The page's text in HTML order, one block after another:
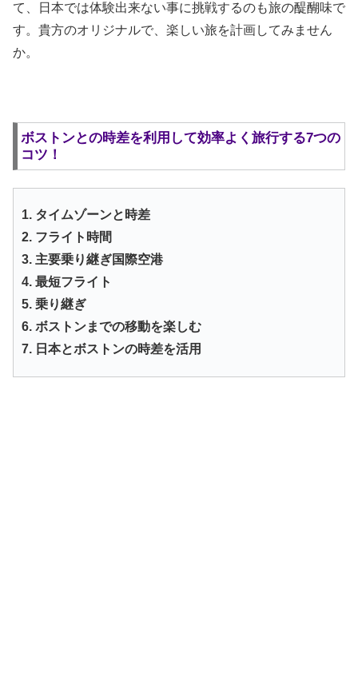
て、日本では体験出来ない事に挑戦するのも旅の醍醐味で
す。貴方のオリジナルで、楽しい旅を計画してみません
か。
ボストンとの時差を利用して効率よく旅行する7つの
コツ！
1. タイムゾーンと時差
2. フライト時間
3. 主要乗り継ぎ国際空港
4. 最短フライト
5. 乗り継ぎ
6. ボストンまでの移動を楽しむ
7. 日本とボストンの時差を活用